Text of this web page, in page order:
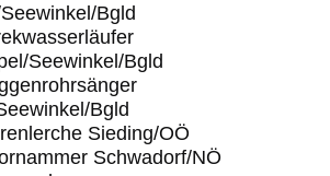
Bgld
Seewinkel/Bgld
Bgld
Sieding/OÖ
Schwadorf/NÖ